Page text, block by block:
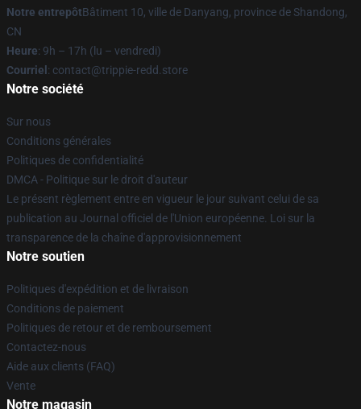
Notre entrepôtBâtiment 10, ville de Danyang, province de Shandong,
CN
Heure: 9h – 17h (lu – vendredi)
Courriel : contact@trippie-redd.store
Notre société
Sur nous
Conditions générales
Politiques de confidentialité
DMCA - Politique sur le droit d'auteur
Le présent règlement entre en vigueur le jour suivant celui de sa
publication au Journal officiel de l'Union européenne. Loi sur la
transparence de la chaîne d'approvisionnement
Notre soutien
Politiques d'expédition et de livraison
Conditions de paiement
Politiques de retour et de remboursement
Contactez-nous
Aide aux clients (FAQ)
Vente
Notre magasin